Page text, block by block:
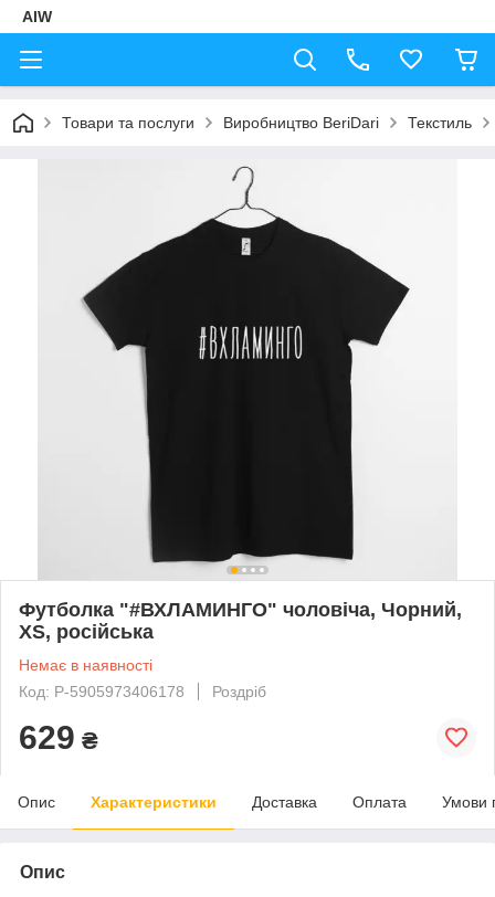
AIW
Товари та послуги Виробництво BeriDari Текстиль
Футболка "#ВХЛАМИНГО" чоловіча, Чорний,
XS, російська
Немає в наявності
Код: P-5905973406178
Роздріб
629 ₴
Опис Характеристики Доставка Оплата Умови
Опис